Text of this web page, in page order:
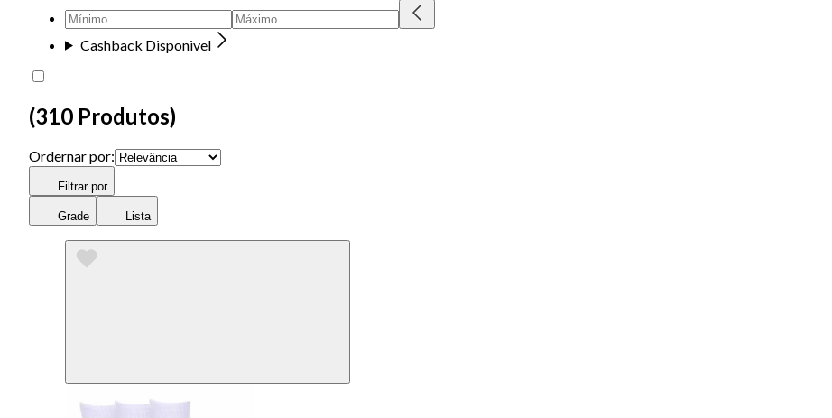
Cashback Disponivel
(310 Produtos)
Ordernar por:
Filtrar por
Grade Lista